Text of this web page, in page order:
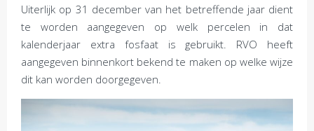
Uiterlijk op 31 december van het betreffende jaar dient
te worden aangegeven op welk percelen in dat
kalenderjaar extra fosfaat is gebruikt. RVO heeft
aangegeven binnenkort bekend te maken op welke wijze
dit kan worden doorgegeven.